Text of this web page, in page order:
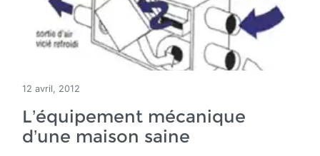
12 avril, 2012
L’équipement mécanique
d’une maison saine